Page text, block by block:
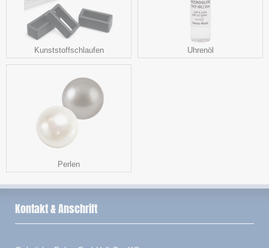
Kunststoffschlaufen Uhrenöl
Perlen
Kontakt & Anschrift